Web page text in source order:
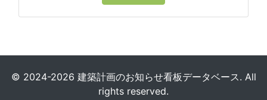
© 2024-2026 建築計画のお知らせ看板データベース. All
rights reserved.